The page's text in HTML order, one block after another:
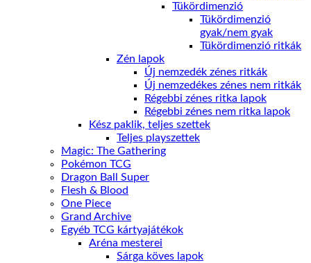
Tükördimenzió
Tükördimenzió
gyak/nem gyak
Tükördimenzió ritkák
Zén lapok
Új nemzedék zénes ritkák
Új nemzedékes zénes nem ritkák
Régebbi zénes ritka lapok
Régebbi zénes nem ritka lapok
Kész paklik, teljes szettek
Teljes playszettek
Magic: The Gathering
Pokémon TCG
Dragon Ball Super
Flesh & Blood
One Piece
Grand Archive
Egyéb TCG kártyajátékok
Aréna mesterei
Sárga köves lapok